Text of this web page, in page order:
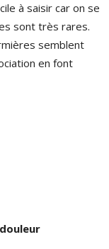
à saisir car on se
sont très rares.
semblent
en font